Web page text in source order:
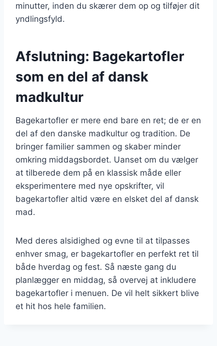
minutter, inden du skærer dem op og tilføjer dit
yndlingsfyld.
Afslutning: Bagekartofler
som en del af dansk
madkultur
Bagekartofler er mere end bare en ret; de er en
del af den danske madkultur og tradition. De
bringer familier sammen og skaber minder
omkring middagsbordet. Uanset om du vælger
at tilberede dem på en klassisk måde eller
eksperimentere med nye opskrifter, vil
bagekartofler altid være en elsket del af dansk
mad.
Med deres alsidighed og evne til at tilpasses
enhver smag, er bagekartofler en perfekt ret til
både hverdag og fest. Så næste gang du
planlægger en middag, så overvej at inkludere
bagekartofler i menuen. De vil helt sikkert blive
et hit hos hele familien.